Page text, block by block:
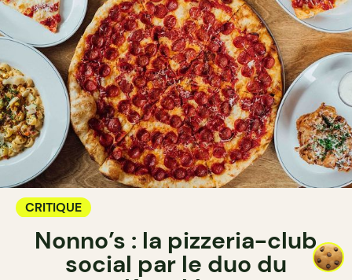
CRITIQUE
Nonno’s : la pizzeria-club
social par le duo du